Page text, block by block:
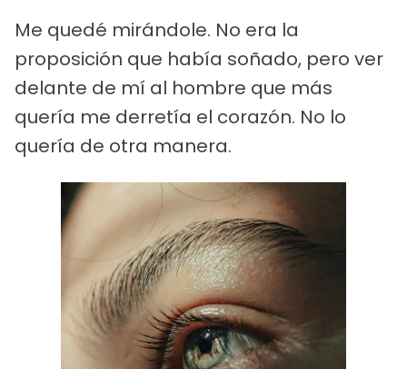
Me quedé mirándole. No era la
proposición que había soñado, pero ver
delante de mí al hombre que más
quería me derretía el corazón. No lo
quería de otra manera.